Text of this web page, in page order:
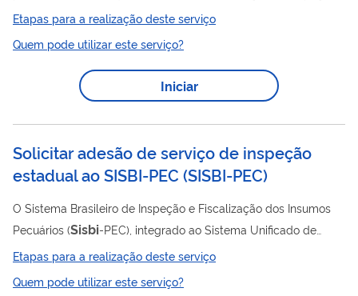
de Produtos de Origem Animal ao MAPA. Para obtê-la, é
necessário comprovar que têm condições de executar com a
mesma eficiência do MAPA. Os requisitos e demais
procedimentos necessários para o reconhecimento da
equivalência e adesão ao Sistema Brasileiro de Inspeção de
no Decreto n° 5.741, de 30 de março de 2006...
Etapas para a realização deste serviço
Quem pode utilizar este serviço?
Iniciar
Solicitar adesão de serviço de inspeção
estadual ao SISBI-PEC (SISBI-PEC)
O Sistema Brasileiro de Inspeção e Fiscalização dos Insumos
Pecuários (Sisbi-PEC), integrado ao Sistema Unificado de
Atenção a Sanidade Agropecuária (Suasa), organiza e
harmoniza os procedimentos de inspeção e fiscalização dos
insumos pecuários entre os entes federativos, visando
Etapas para a realização deste serviço
Quem pode utilizar este serviço?